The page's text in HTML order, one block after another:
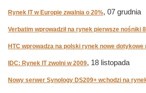
Rynek IT w Europie zwalnia o 20%, 07 grudnia
Verbatim wprowadził na rynek pierwsze nośniki
HTC wprowadza na polski rynek nowe
IDC: Rynek IT zwolni w 2009, 18 listopada
Nowy serwer Synology DS209+ wchodzi na